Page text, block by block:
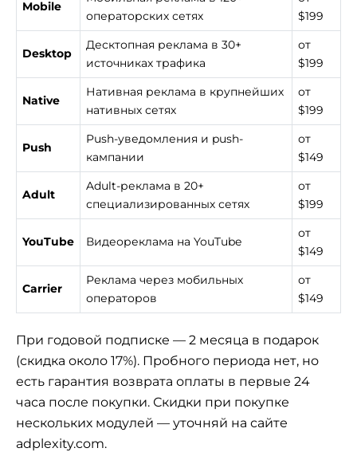
Mobile
операторских сетях
$199
Desktop
Десктопная реклама в 30+
источниках трафика
от
$199
Native
Нативная реклама в крупнейших
нативных сетях
от
$199
Push
Push-уведомления и push-
кампании
от
$149
Adult
Adult-реклама в 20+
специализированных сетях
от
$199
YouTube Видеореклама на YouTube
от
$149
Carrier
Реклама через мобильных
операторов
от
$149
При годовой подписке — 2 месяца в подарок
(скидка около 17%). Пробного периода нет, но
есть гарантия возврата оплаты в первые 24
часа после покупки. Скидки при покупке
нескольких модулей — уточняй на сайте
adplexity.com.